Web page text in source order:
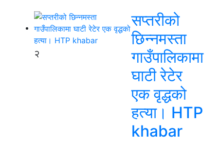
२
सप्तरीको
छिन्नमस्ता
गाउँपालिकामा
घाटी रेटेर
एक वृद्धको
हत्या। HTP
khabar